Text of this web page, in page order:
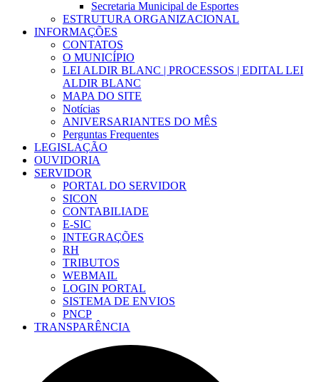
Secretaria Municipal de Esportes
ESTRUTURA ORGANIZACIONAL
INFORMAÇÕES
CONTATOS
O MUNICÍPIO
LEI ALDIR BLANC | PROCESSOS | EDITAL LEI
ALDIR BLANC
MAPA DO SITE
Notícias
ANIVERSARIANTES DO MÊS
Perguntas Frequentes
LEGISLAÇÃO
OUVIDORIA
SERVIDOR
PORTAL DO SERVIDOR
SICON
CONTABILIADE
E-SIC
INTEGRAÇÕES
RH
TRIBUTOS
WEBMAIL
LOGIN PORTAL
SISTEMA DE ENVIOS
PNCP
TRANSPARÊNCIA